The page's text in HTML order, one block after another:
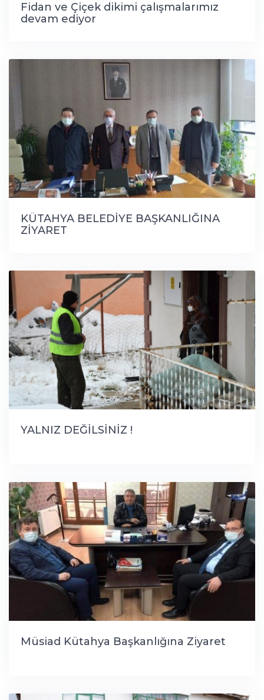
Fidan ve Çiçek dikimi çalışmalarımız
devam ediyor
KÜTAHYA BELEDİYE BAŞKANLIĞINA
ZİYARET
YALNIZ DEĞİLSİNİZ !
Müsiad Kütahya Başkanlığına Ziyaret